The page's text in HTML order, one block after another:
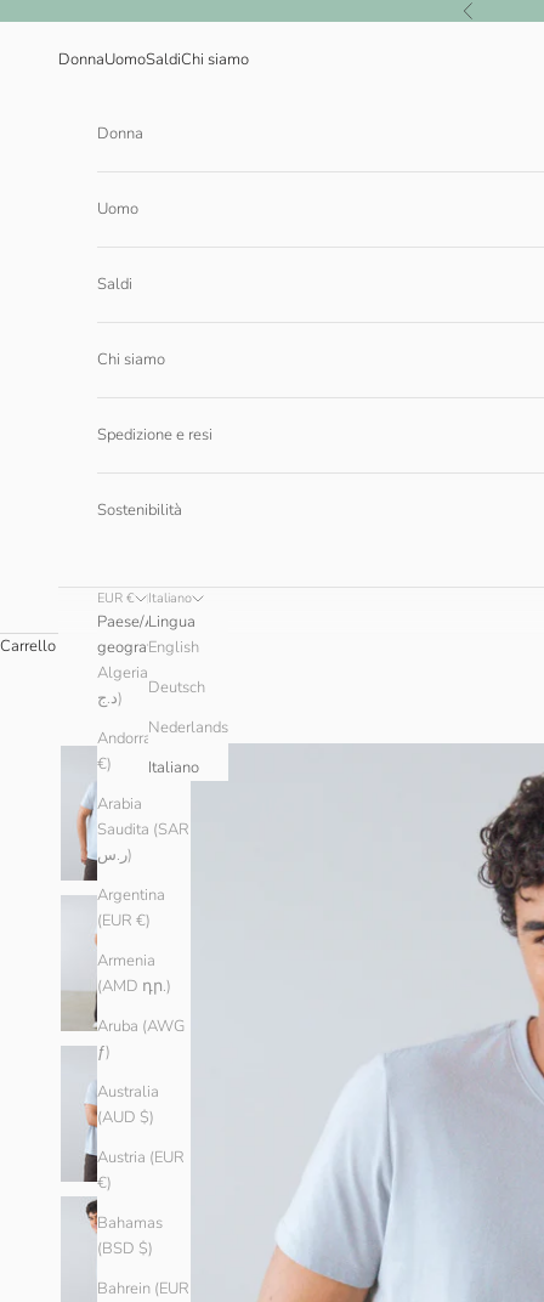
Precedente
DonnaUomoSaldiChi siamo
Donna
Uomo
Saldi
Chi siamo
Spedizione e resi
Sostenibilità
EUR €
Paese/Area
geografica
Algeria (DZD
د.ج)
Andorra (EUR
€)
Arabia
Saudita (SAR
ر.س)
Argentina
(EUR €)
Armenia
(AMD դր.)
Aruba (AWG
ƒ)
Australia
(AUD $)
Austria (EUR
€)
Bahamas
(BSD $)
Bahrein (EUR
Italiano
Lingua
English
Deutsch
Nederlands
Italiano
Carrello